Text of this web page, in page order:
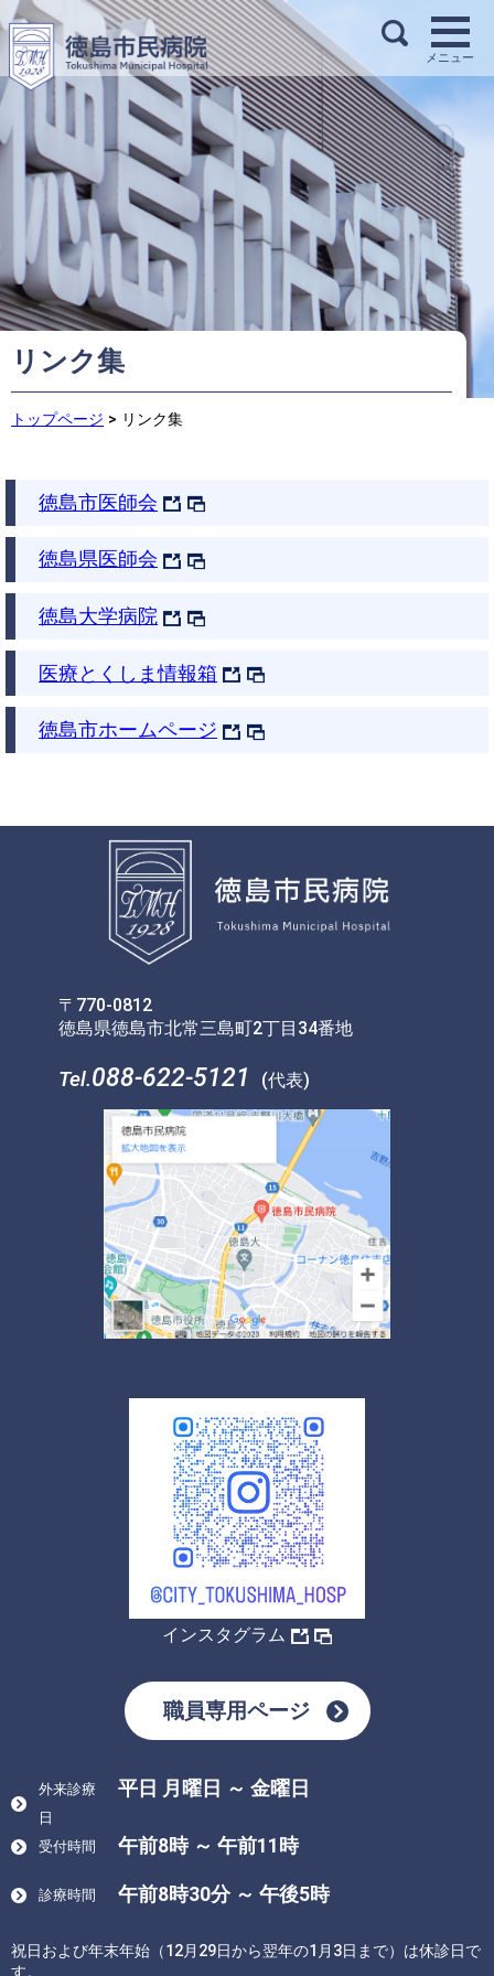
リンク集
トップページ > リンク集
徳島市医師会
徳島県医師会
徳島大学病院
医療とくしま情報箱
徳島市ホームページ
〒770-0812
徳島県徳島市北常三島町2丁目34番地
Tel.088-622-5121 (代表)
インスタグラム
職員専用ページ
外来診療
日
平日 月曜日 ～ 金曜日
受付時間 午前8時 ～ 午前11時
診療時間 午前8時30分 ～ 午後5時
祝日および年末年始（12月29日から翌年の1月3日まで）は休診日で